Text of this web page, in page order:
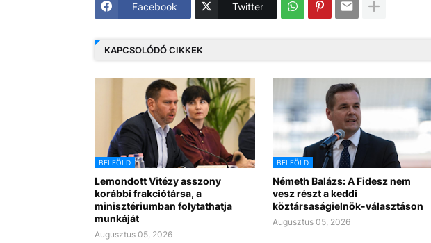
Facebook Twitter
KAPCSOLÓDÓ CIKKEK
BELFÖLD
Lemondott Vitézy asszony
korábbi frakciótársa, a
minisztériumban folytathatja
munkáját
Augusztus 05, 2026
BELFÖLD
Németh Balázs: A Fidesz nem
vesz részt a keddi
köztársaságielnök-választáson
Augusztus 05, 2026